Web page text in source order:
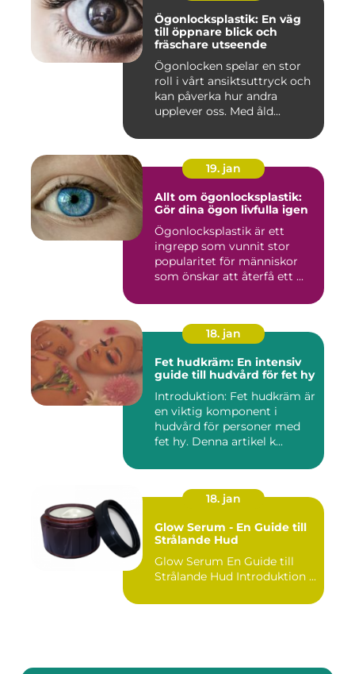
Ögonlocksplastik: En väg
till öppnare blick och
fräschare utseende
Ögonlocken spelar en stor
roll i vårt ansiktsuttryck och
kan påverka hur andra
upplever oss. Med åld...
19. jan
Allt om ögonlocksplastik:
Gör dina ögon livfulla igen
Ögonlocksplastik är ett
ingrepp som vunnit stor
popularitet för människor
som önskar att återfå ett ...
18. jan
Fet hudkräm: En intensiv
guide till hudvård för fet hy
Introduktion: Fet hudkräm är
en viktig komponent i
hudvård för personer med
fet hy. Denna artikel k...
18. jan
Glow Serum - En Guide till
Strålande Hud
Glow Serum En Guide till
Strålande Hud Introduktion ...